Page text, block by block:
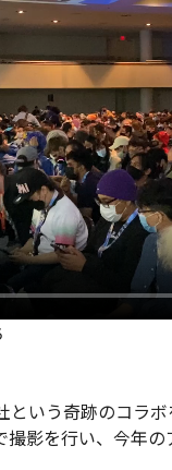
いう奇跡のコラ
影を行い、今年